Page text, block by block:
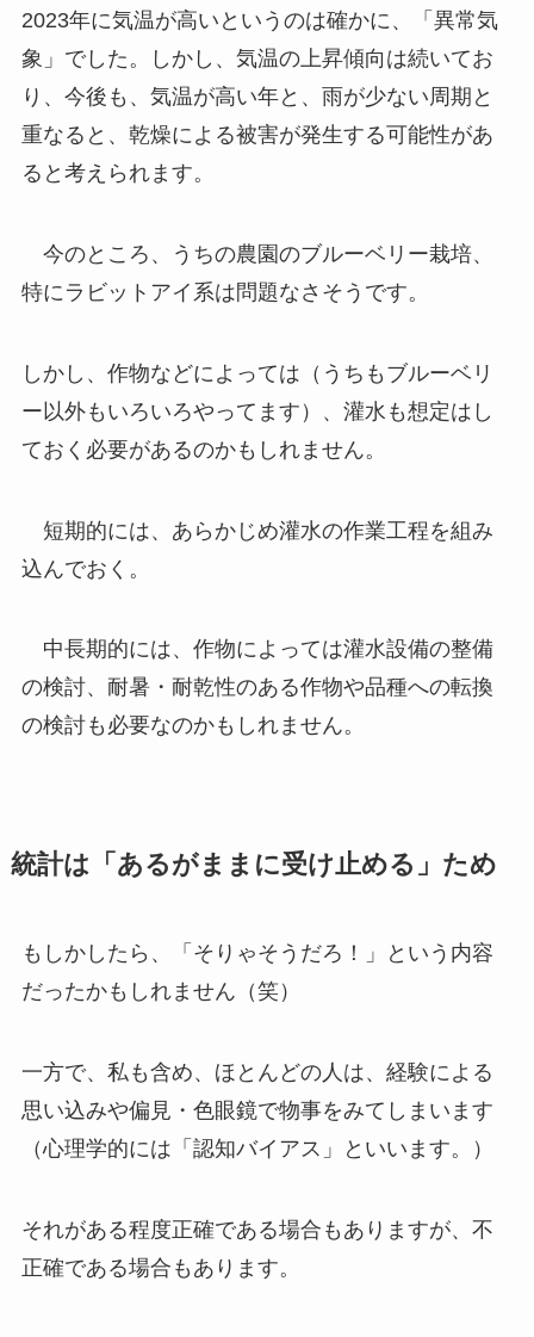
2023年に気温が高いというのは確かに、「異常気
象」でした。しかし、気温の上昇傾向は続いてお
り、今後も、気温が高い年と、雨が少ない周期と
重なると、乾燥による被害が発生する可能性があ
ると考えられます。
今のところ、うちの農園のブルーベリー栽培、
特にラビットアイ系は問題なさそうです。
しかし、作物などによっては（うちもブルーベリ
ー以外もいろいろやってます）、灌水も想定はし
ておく必要があるのかもしれません。
短期的には、あらかじめ灌水の作業工程を組み
込んでおく。
中長期的には、作物によっては灌水設備の整備
の検討、耐暑・耐乾性のある作物や品種への転換
の検討も必要なのかもしれません。
統計は「あるがままに受け止める」ため
もしかしたら、「そりゃそうだろ！」という内容
だったかもしれません（笑）
一方で、私も含め、ほとんどの人は、経験による
思い込みや偏見・色眼鏡で物事をみてしまいます
（心理学的には「認知バイアス」といいます。）
それがある程度正確である場合もありますが、不
正確である場合もあります。